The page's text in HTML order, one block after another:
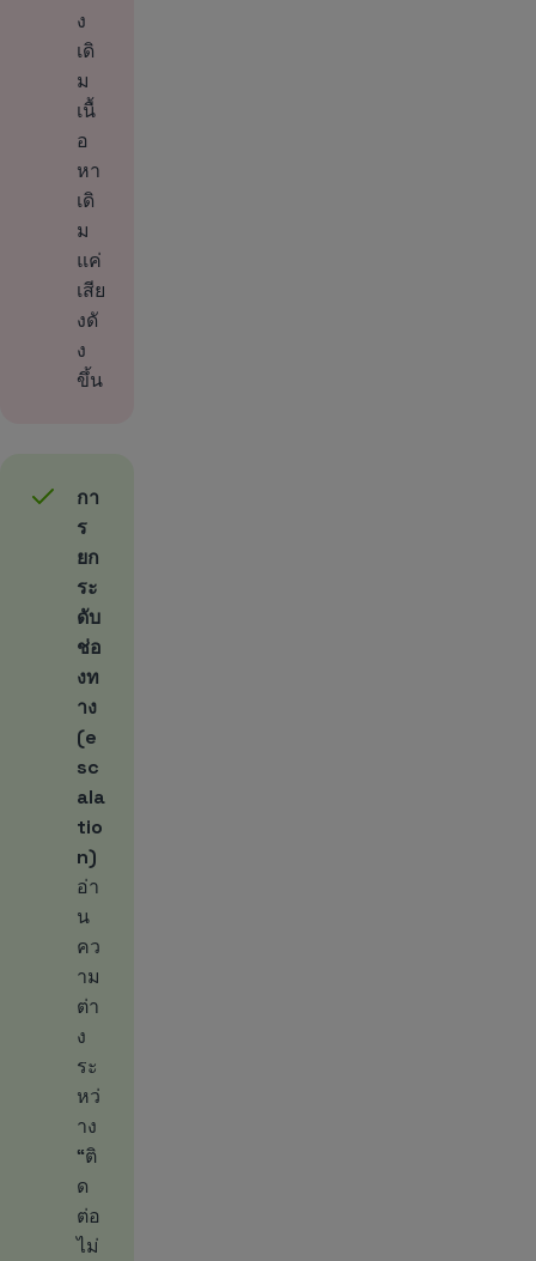
ง
เดิ
ม
เนื้
อ
หา
เดิ
ม
แค่
เสีย
งดั
ง
ขึ้น
กา
ร
ยก
ระ
ดับ
ช่อ
งท
าง
(e
sc
ala
tio
n)
อ่า
น
คว
าม
ต่า
ง
ระ
หว่
าง
“ติ
ด
ต่อ
ไม่